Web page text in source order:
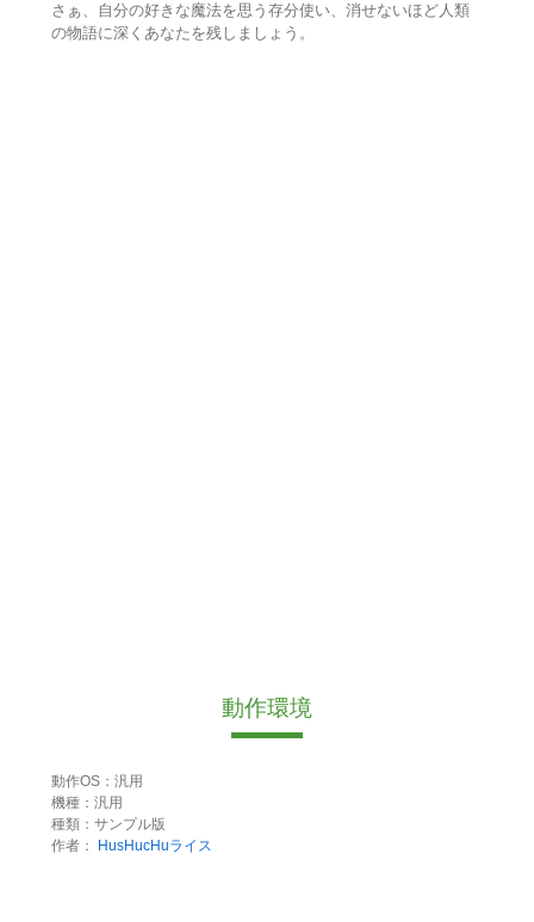
さぁ、自分の好きな魔法を思う存分使い、消せないほど人類
の物語に深くあなたを残しましょう。
動作環境
動作OS：汎用
機種：汎用
種類：サンプル版
作者：
HusHucHuライス